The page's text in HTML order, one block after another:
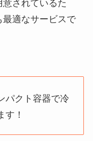
されているた
適なサービスで
パクト容器で冷
す！